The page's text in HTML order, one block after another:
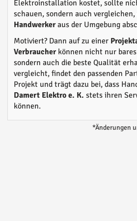
Elektroinstallation kostet, sollte
schauen, sondern auch
Handwerkeraus der Umgebung
Motiviert? Dann auf zu einer
Verbraucherkönnen nicht nur bares
sondern auch die beste Qualität
vergleicht, findet den passenden
Projekt und trägt dazu bei, dass
Damert Elektro e. K. stets ihren
können.
*Änderungen